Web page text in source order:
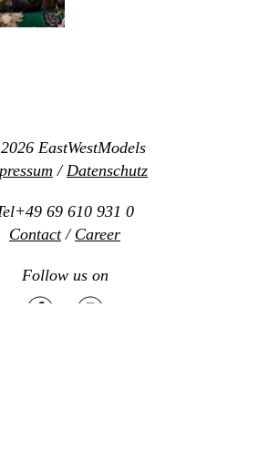
EastWestModels
/Datenschutz
69 610 931 0
Contact/ Career
Follow us on